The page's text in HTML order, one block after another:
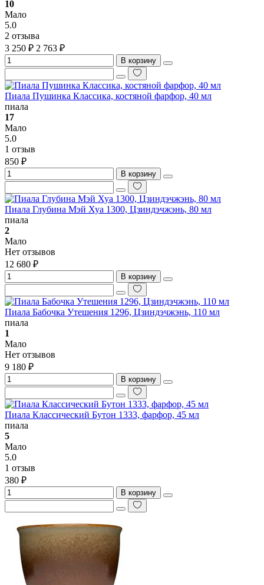
10
Мало
5.0
2 отзыва
3 250 ₽ 2 763 ₽
В корзину
Пиала Пушинка Классика, костяной фарфор, 40 мл
пиала
17
Мало
5.0
1 отзыв
850 ₽
В корзину
Пиала Глубина Мэй Хуа 1300, Цзиндэчжэнь, 80 мл
пиала
2
Мало
Нет отзывов
12 680 ₽
В корзину
Пиала Бабочка Утешения 1296, Цзиндэчжэнь, 110 мл
пиала
1
Мало
Нет отзывов
9 180 ₽
В корзину
Пиала Классический Бутон 1333, фарфор, 45 мл
пиала
5
Мало
5.0
1 отзыв
380 ₽
В корзину